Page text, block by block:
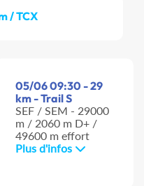
/ TCX
05/06 09:30 - 29
km - Trail S
SEF / SEM - 29000
m / 2060 m D+ /
49600 m effort
Plus d'infos